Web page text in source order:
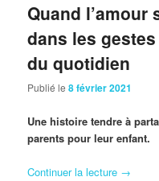
Quand l’amour
dans les
du quotidien
Publié le8 février 2021
Une histoire tendre à
parents pour leur enfant.
Continuer la lecture →